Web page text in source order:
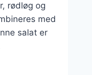
rødløg og
med
salat er